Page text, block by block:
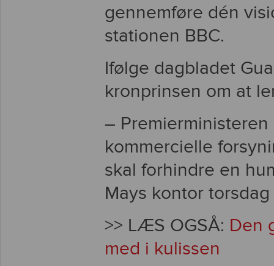
gennemføre dén
stationen BBC.
Ifølge dagbladet
kronprinsen om at
–
kommercielle
skal forhindre en
Mays kontor
>> LÆS OGSÅ: Den
med i kulissen